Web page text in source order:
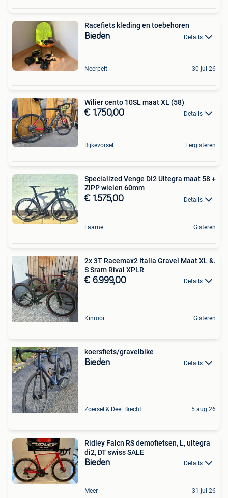
Racefiets kleding en toebehoren
Bieden Details
Neerpelt 30 jul 26
Wilier cento 10SL maat XL (58)
€ 1.750,00 Details
Rijkevorsel Eergisteren
Specialized Venge DI2 Ultegra maat 58 +
ZIPP wielen 60mm
€ 1.575,00 Details
Laarne Gisteren
2x 3T Racemax2 Italia Gravel Maat XL &.
S Sram Rival XPLR
€ 6.999,00 Details
Kinrooi Gisteren
koersfiets/gravelbike
Bieden Details
Zoersel & Deel Brecht 5 aug 26
Ridley Falcn RS demofietsen, L, ultegra
di2, DT swiss SALE
Bieden Details
Meer 31 jul 26